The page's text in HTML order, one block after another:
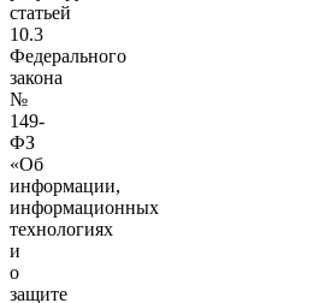
статьей
10.3
Федерального
закона
№
149-
ФЗ
«Об
информации,
информационных
технологиях
и
о
защите